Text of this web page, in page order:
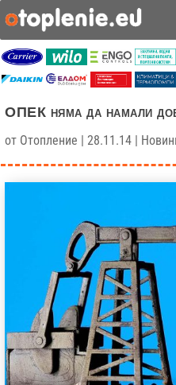
ОПЕК няма да намали
от Отопление | 28.11.14 |